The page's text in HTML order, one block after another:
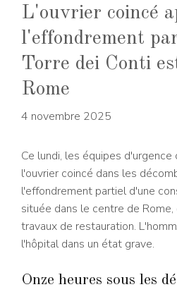
L'ouvrier coincé
l'effondrement
Torre dei Conti
Rome
4 novembre 2025
Ce lundi, les équipes
l'ouvrier coincé dans les
l'effondrement partiel d'une
située dans le centre de
travaux de restauration.
l'hôpital dans un état grave.
Onze heures sous les